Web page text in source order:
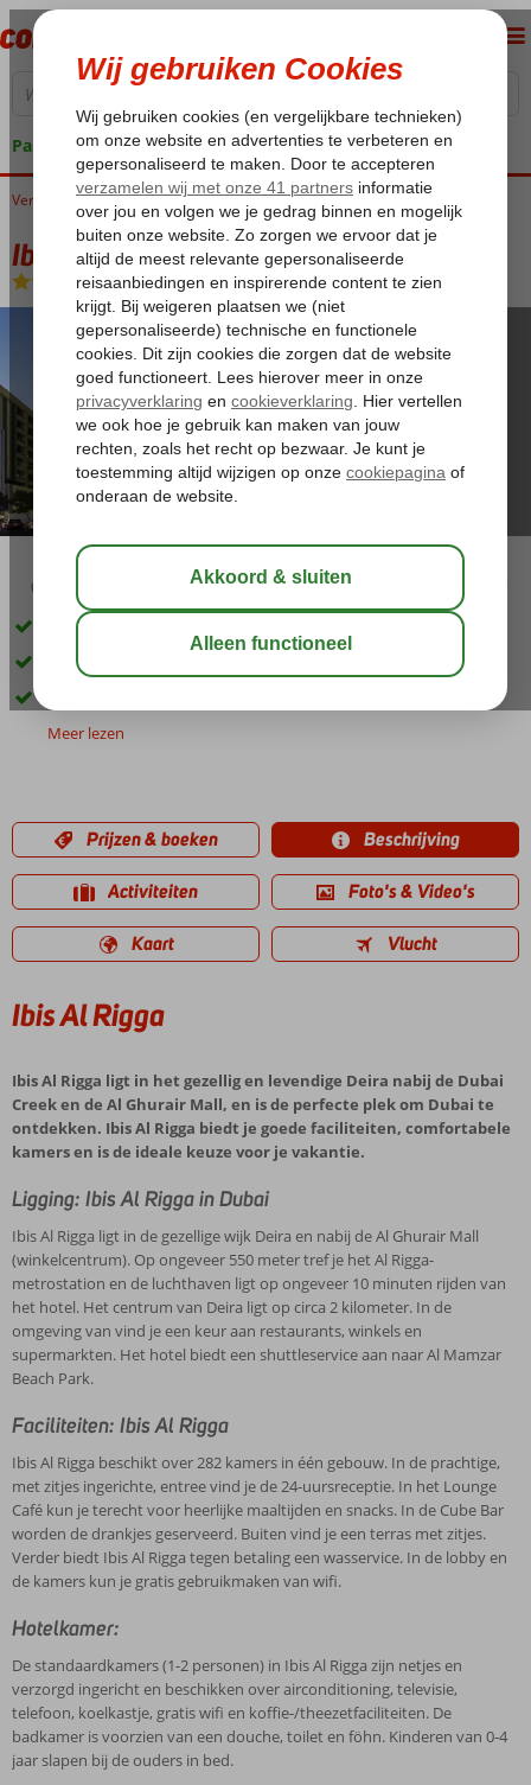
Pakketgarantie
Home
Verenigde Arabische Emiraten Dubai Dubai Stad Ibis Al Rigga
Ibis Al Rigga
Logies en ontbijt -Hotel
00:40
Gelegen in het historische deel van Dubai
Shuttleservice naar Beach Park
Meer lezen
Prijzen & boeken Beschrijving
Activiteiten Foto's & Video's
Kaart Vlucht
Ibis Al Rigga
Ibis Al Rigga ligt in het gezellig en levendige Deira nabij de Dubai
Creek en de Al Ghurair Mall, en is de perfecte plek om Dubai te
ontdekken. Ibis Al Rigga biedt je goede faciliteiten, comfortabele
kamers en is de ideale keuze voor je vakantie.
Ligging: Ibis Al Rigga in Dubai
Ibis Al Rigga ligt in de gezellige wijk Deira en nabij de Al Ghurair Mall
(winkelcentrum). Op ongeveer 550 meter tref je het Al Rigga-
metrostation en de luchthaven ligt op ongeveer 10 minuten rijden van
het hotel. Het centrum van Deira ligt op circa 2 kilometer. In de
omgeving van vind je een keur aan restaurants, winkels en
supermarkten. Het hotel biedt een shuttleservice aan naar Al Mamzar
Beach Park.
Faciliteiten: Ibis Al Rigga
Ibis Al Rigga beschikt over 282 kamers in één gebouw. In de prachtige,
met zitjes ingerichte, entree vind je de 24-uursreceptie. In het Lounge
Café kun je terecht voor heerlijke maaltijden en snacks. In de Cube Bar
worden de drankjes geserveerd. Buiten vind je een terras met zitjes.
Verder biedt Ibis Al Rigga tegen betaling een wasservice. In de lobby en
de kamers kun je gratis gebruikmaken van wifi.
Hotelkamer:
De standaardkamers (1-2 personen) in Ibis Al Rigga zijn netjes en
verzorgd ingericht en beschikken over airconditioning, televisie,
telefoon, koelkastje, gratis wifi en koffie-/theezetfaciliteiten. De
badkamer is voorzien van een douche, toilet en föhn. Kinderen van 0-4
jaar slapen bij de ouders in bed.